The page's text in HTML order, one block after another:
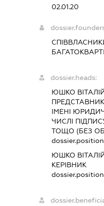
02.01.20
dossier.heads:
ЮШКО
ПРЕДСТАВНИК
ІМЕНІ
ЧИСЛІ
ТОЩО (БЕЗ
ЮШКО
КЕРІВНИК